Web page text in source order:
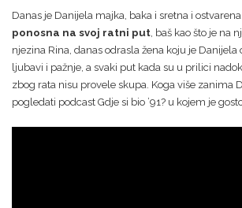
Danas je Danijela majka, baka i sretna i
ponosna na svoj ratni put, baš kao što je na
njezina Rina, danas odrasla žena koju je
ljubavi i pažnje, a svaki put kada su u prilici
zbog rata nisu provele skupa. Koga više zanima
pogledati podcast Gdje si bio ’91? u kojem je